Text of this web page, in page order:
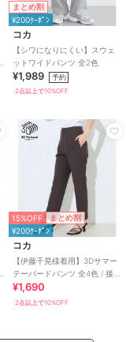
まとめ割
¥200ｸｰﾎﾟﾝ
コカ
【シワになりにくい】スウェ
ットワイドパンツ 全2色
¥1,989 予約
2点以上で10%OFF
15%OFF まとめ割
¥200ｸｰﾎﾟﾝ
コカ
【伊藤千晃様着用】3Dサマー
テーパードパンツ 全4色 / 接触
冷感・シワになりにくい
¥1,690
2点以上で10%OFF